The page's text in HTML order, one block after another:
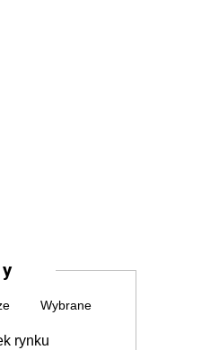
Wybrane
rynku